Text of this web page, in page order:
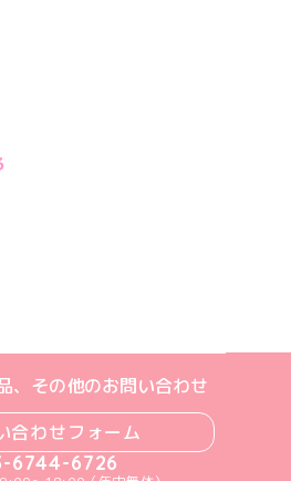
式アカウント
公式アカウント
YouTube公式アカウント
、その他のお問い合わせ
合わせフォーム
6744-6726